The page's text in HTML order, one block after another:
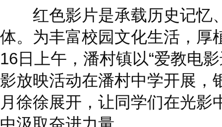
红色影片是承载历史记忆
体。为丰富校园文化生活，厚
16日上午，潘村镇以“爱教电
影放映活动在潘村中学开展，
月徐徐展开，让同学们在光影